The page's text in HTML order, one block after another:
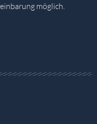
möglich.